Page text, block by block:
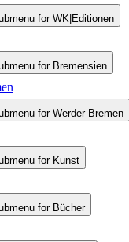
for WK|Editionen
for Bremensien
for Werder Bremen
for Kunst
for Bücher